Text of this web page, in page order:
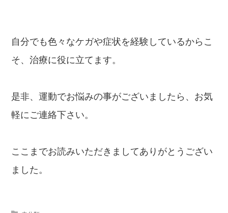
自分でも色々なケガや症状を経験しているからこ
そ、治療に役に立てます。
是非、運動でお悩みの事がございましたら、お気
軽にご連絡下さい。
ここまでお読みいただきましてありがとうござい
ました。